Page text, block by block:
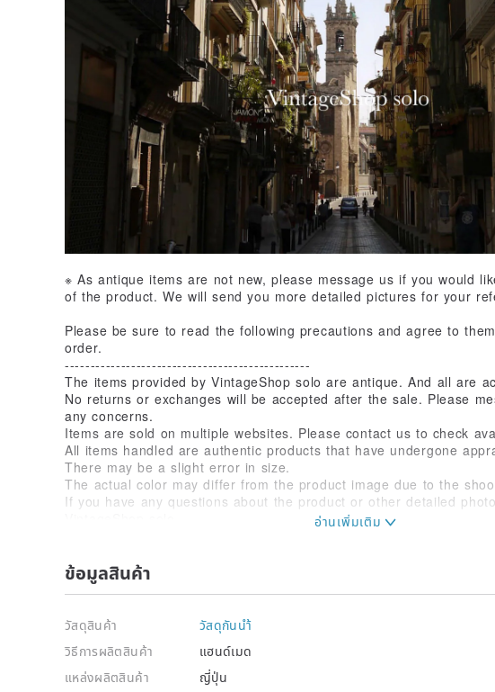
※ As antique items are not new, please message us if you would
of the product. We will send you more detailed pictures for your
Please be sure to read the following precautions and agree to
order.
------------------------------------------------
The items provided by VintageShop solo are antique. And all are
No returns or exchanges will be accepted after the sale. Please
any concerns.
Items are sold on multiple websites. Please contact us to check
All items handled are authentic products that have undergone
There may be a slight error in size.
The actual color may differ from the product image due to the
If you have any questions about the product or other detailed
------------------------------------------------
ข้อมูลสินค้า
วัสดุสินค้า
วัสดุกันนำ้
วิธีการผลิตสินค้า
แฮนด์เมด
แหล่งผลิตสินค้า
ญี่ปุ่น